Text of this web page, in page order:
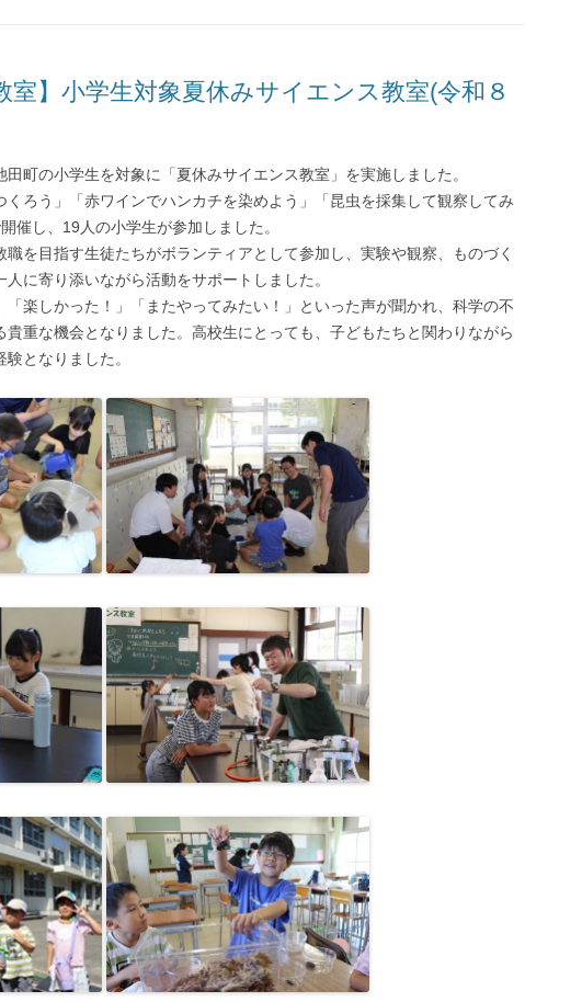
理憲章
体育施設開放について
室】小学生対象夏休みサイエンス教室(令和８
町の小学生を対象に「夏休みサイエンス教室」を実施しました。
くろう」「赤ワインでハンカチを染めよう」「昆虫を採集して観察してみ
催し、19人の小学生が参加しました。
を目指す生徒たちがボランティアとして参加し、実験や観察、ものづく
人に寄り添いながら活動をサポートしました。
「楽しかった！」「またやってみたい！」といった声が聞かれ、科学の不
貴重な機会となりました。高校生にとっても、子どもたちと関わりながら
となりました。